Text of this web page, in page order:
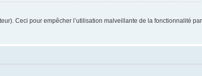
Ceci pour empêcher l’utilisation malveillante de la fonctionnalité